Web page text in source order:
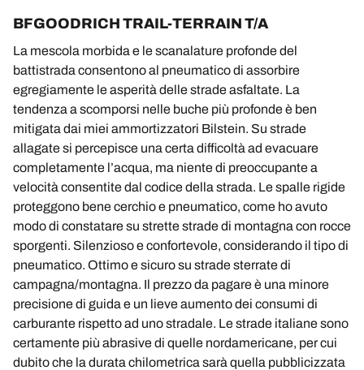
BFGOODRICH TRAIL-TERRAIN T/A
La mescola morbida e le scanalature profonde del
battistrada consentono al pneumatico di assorbire
egregiamente le asperità delle strade asfaltate. La
tendenza a scomporsi nelle buche più profonde è ben
mitigata dai miei ammortizzatori Bilstein. Su strade
allagate si percepisce una certa difficoltà ad evacuare
completamente l’acqua, ma niente di preoccupante a
velocità consentite dal codice della strada. Le spalle rigide
proteggono bene cerchio e pneumatico, come ho avuto
modo di constatare su strette strade di montagna con rocce
sporgenti. Silenzioso e confortevole, considerando il tipo di
pneumatico. Ottimo e sicuro su strade sterrate di
campagna/montagna. Il prezzo da pagare è una minore
precisione di guida e un lieve aumento dei consumi di
carburante rispetto ad uno stradale. Le strade italiane sono
certamente più abrasive di quelle nordamericane, per cui
dubito che la durata chilometrica sarà quella pubblicizzata